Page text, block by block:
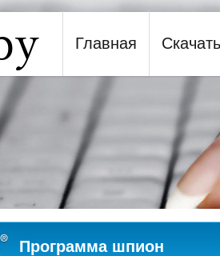
шпион NeoSpy
Главная Скачать
Программа шпион